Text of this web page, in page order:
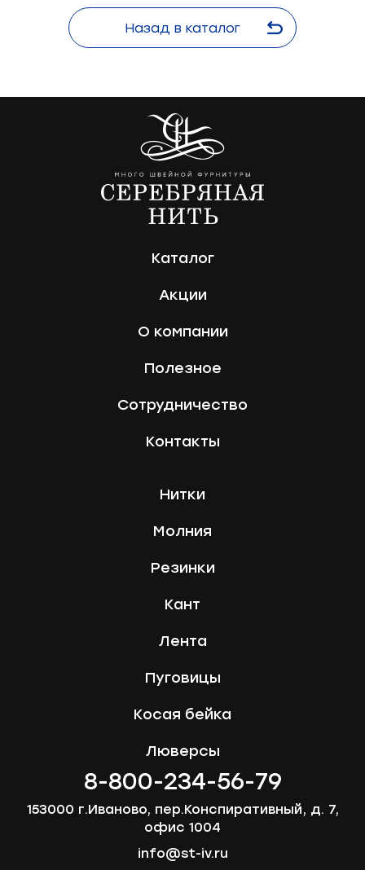
Назад в каталог
Каталог
Акции
О компании
Полезное
Сотрудничество
Контакты
Нитки
Молния
Резинки
Кант
Лента
Пуговицы
Косая бейка
Люверсы
8-800-234-56-79
153000 г.Иваново, пер.Конспиративный, д. 7,
офис 1004
info@st-iv.ru